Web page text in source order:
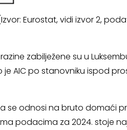
Eurostat, vidi izvor 2,
zabilježene su u
je AIC po stanovniku ispod
se odnosi na bruto domaći
podacima za 2024. stoje